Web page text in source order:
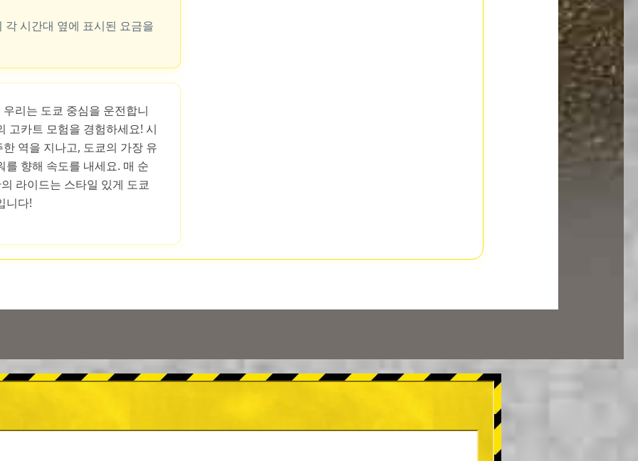
시간대 옆에 표시된 요금을
리는 도쿄 중심을 운전합니
고카트 모험을 경험하세요! 시
역을 지나고, 도쿄의 가장 유
향해 속도를 내세요. 매 순
라이드는 스타일 있게 도쿄
니다!